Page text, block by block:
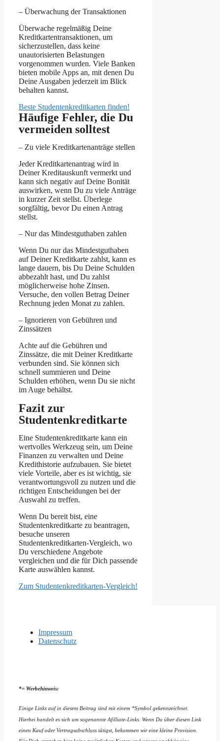
– Überwachung der Transaktionen
Überwache regelmäßig Deine
Kreditkartentransaktionen, um
sicherzustellen, dass keine
unautorisierten Belastungen
vorgenommen wurden. Viele Banken
bieten mobile Apps an, mit denen Du
Deine Ausgaben jederzeit im Blick
behalten kannst.
Beste Studentenkreditkarten finden!
Häufige Fehler, die Du
vermeiden solltest
– Zu viele Kreditkartenanträge stellen
Jeder Kreditkartenantrag wird in
Deiner Kreditauskunft vermerkt und
kann sich negativ auf Deine Bonität
auswirken, wenn Du zu viele Anträge
in kurzer Zeit stellst. Überlege
sorgfältig, bevor Du einen Antrag
stellst.
– Nur das Mindestguthaben zahlen
Wenn Du nur das Mindestguthaben
auf Deiner Kreditkarte zahlst, kann es
lange dauern, bis Du Deine Schulden
abbezahlt hast, und Du zahlst
möglicherweise hohe Zinsen.
Versuche, den vollen Betrag Deiner
Rechnung jeden Monat zu zahlen.
– Ignorieren von Gebühren und
Zinssätzen
Achte auf die Gebühren und
Zinssätze, die mit Deiner Kreditkarte
verbunden sind. Sie können sich
schnell summieren und Deine
Schulden erhöhen, wenn Du sie nicht
im Auge behältst.
Fazit zur
Studentenkreditkarte
Eine Studentenkreditkarte kann ein
wertvolles Werkzeug sein, um Deine
Finanzen zu verwalten und Deine
Kredithistorie aufzubauen. Sie bietet
viele Vorteile, aber es ist wichtig, sie
verantwortungsvoll zu nutzen und die
richtigen Entscheidungen bei der
Auswahl zu treffen.
Wenn Du bereit bist, eine
Studentenkreditkarte zu beantragen,
besuche unseren
Studentenkreditkarten-Vergleich, wo
Du verschiedene Angebote
vergleichen und die für Dich passende
Karte auswählen kannst.
Zum Studentenkreditkarten-Vergleich!
Impressum
Datenschutz
*= Werbehinweis:
Einige Links auf in diesem Beitrag sind mit einem *Symbol gekennzeichnet.
Hierbei handelt es sich um sogenannte Afilliate-Links. Wenn Du über diesen Link
einen Kauf oder Vertragsabschluss tätigst, bekommen wir eine kleine Provision.